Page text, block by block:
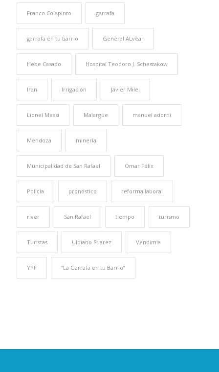
Franco Colapinto garrafa
garrafa en tu barrio General ALvear
Hebe Casado Hospital Teodoro J. Schestakow
Iran Irrigación Javier Milei
Lionel Messi Malargüe manuel adorni
Mendoza minería
Municipalidad de San Rafael Omar Félix
Policía pronóstico reforma laboral
river San Rafael tiempo turismo
Turistas Ulpiano Suarez Vendimia
YPF “La Garrafa en tu Barrio”